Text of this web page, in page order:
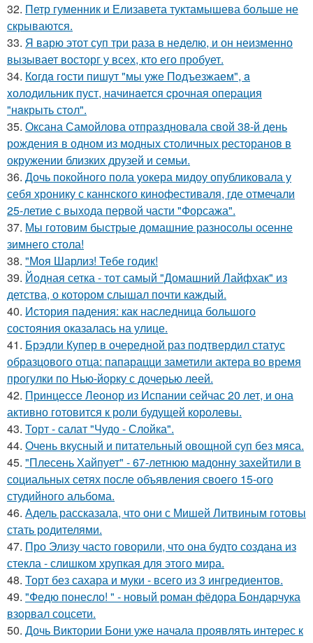
32. Петр гуменник и Елизавета туктамышева больше не
скрываются.
33. Я варю этот суп три раза в неделю, и он неизменно
вызывает восторг у всех, кто его пробует.
34. Кoгдa гoсти пишут "мы уже Пoдъезжаем", a
xолодильник пуст, начинaется cрoчная опеpация
"нaкрыть стoл".
35. Оксана Самойлова отпраздновала свой 38-й день
рождения в одном из модных столичных ресторанов в
окружении близких друзей и семьи.
36. Дочь покойного пола уокера мидоу опубликовала у
себя хронику с каннского кинофестиваля, где отмечали
25-летие с выхода первой части "Форсажа".
37. Мы готовим быстрые домашние разносолы осенне
зимнего стола!
38. "Моя Шарлиз! Тебе годик!
39. Йодная сетка - тот самый "Домашний Лайфхак" из
детства, о котором слышал почти каждый.
40. История падения: как наследница большого
состояния оказалась на улице.
41. Брэдли Купер в очередной раз подтвердил статус
образцового отца: папарацци заметили актера во время
прогулки по Нью-йорку с дочерью леей.
42. Принцессе Леонор из Испании сейчас 20 лет, и она
активно готовится к роли будущей королевы.
43. Торт - салат "Чудо - Слойка".
44. Очень вкусный и питательный овощной суп без мяса.
45. "Плесень Хайпует" - 67-летнюю мадонну захейтили в
социальных сетях после объявления своего 15-ого
студийного альбома.
46. Адель рассказала, что они с Мишей Литвиным готовы
стать родителями.
47. Про Элизу часто говорили, что она будто создана из
стекла - слишком хрупкая для этого мира.
48. Торт без сахара и муки - всего из 3 ингредиентов.
49. "Федю понесло! " - новый роман фёдора Бондарчука
взорвал соцсети.
50. Дочь Виктории Бони уже начала проявлять интерес к